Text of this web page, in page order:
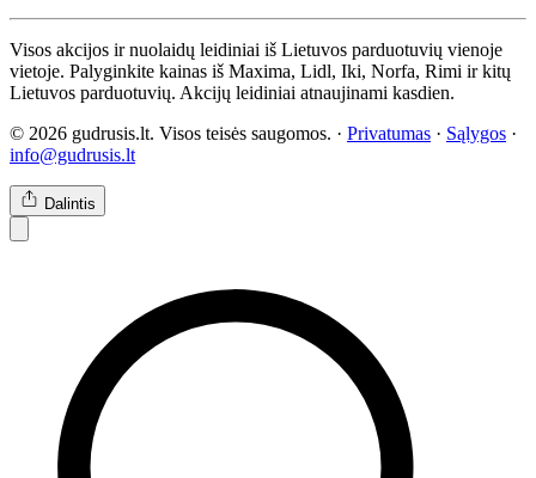
Visos akcijos ir nuolaidų leidiniai iš Lietuvos parduotuvių vienoje
vietoje. Palyginkite kainas iš Maxima, Lidl, Iki, Norfa, Rimi ir kitų
Lietuvos parduotuvių. Akcijų leidiniai atnaujinami kasdien.
© 2026 gudrusis.lt. Visos teisės saugomos. · Privatumas · Sąlygos ·
info@gudrusis.lt
Dalintis